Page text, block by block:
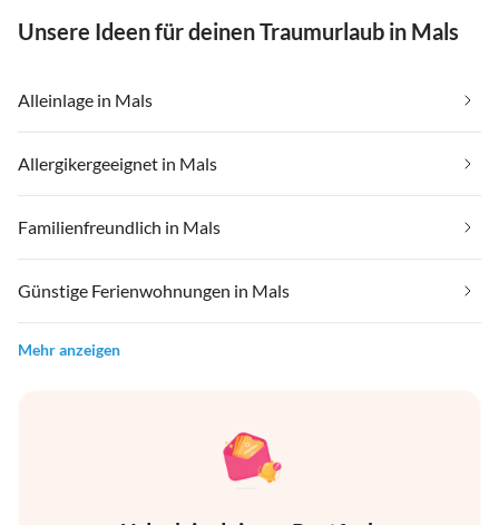
Unsere Ideen für deinen Traumurlaub in Mals
Alleinlage in Mals
Allergikergeeignet in Mals
Familienfreundlich in Mals
Günstige Ferienwohnungen in Mals
Mehr anzeigen